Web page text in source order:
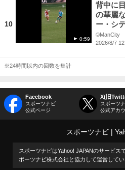
10
0:59
背中に
の華麗
ー・シ
©ManCity
2026/8/7
※24時間以内の回数を集計
Facebook
スポーツナビ
公式ページ
X(旧
スポーツ
公式アカ
スポーツナビ
スポーツナビはYahoo! JAPANのサービス
ポーツナビ株式会社と協力して運営してい